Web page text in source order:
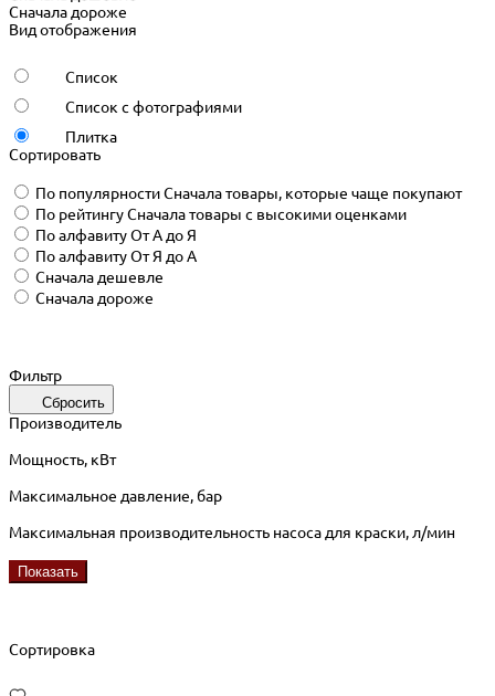
Сначала дороже
Вид отображения
Список
Список с фотографиями
Плитка
Сортировать
По популярностиСначала товары, которые чаще покупают
По рейтингуСначала товары с высокими оценками
По алфавитуОт А до Я
По алфавитуОт Я до А
Сначала дешевле
Сначала дороже
Фильтр
Сбросить
Производитель
Мощность, кВт
Максимальное давление, бар
Максимальная производительность насоса для краски, л/мин
Показать
Сортировка